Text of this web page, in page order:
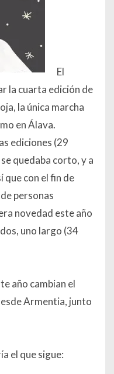
El
la cuarta edición de
la única marcha
en Álava.
ediciones (29
quedaba corto, y a
que con el fin de
personas
novedad este año
uno largo (34
año cambian el
Armentia, junto
el que sigue: